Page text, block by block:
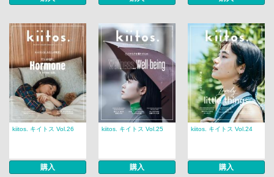
kiitos. キイトス Vol.26
購入
kiitos. キイトス Vol.25
購入
kiitos. キイトス Vol.24
購入